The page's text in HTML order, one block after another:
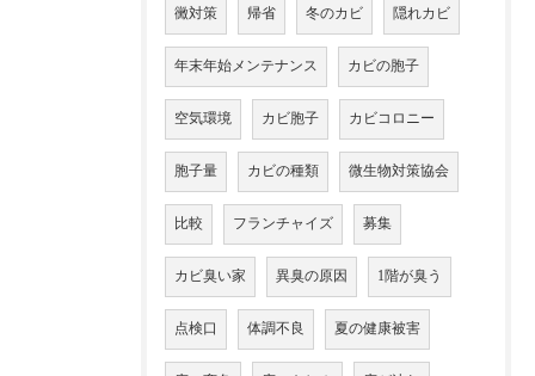
黴対策 帰省 冬のカビ 隠れカビ
年末年始メンテナンス カビの胞子
空気環境 カビ胞子 カビコロニー
胞子量 カビの種類 微生物対策協会
比較 フランチャイズ 募集
カビ臭い家 異臭の原因 1階が臭う
点検口 体調不良 夏の健康被害